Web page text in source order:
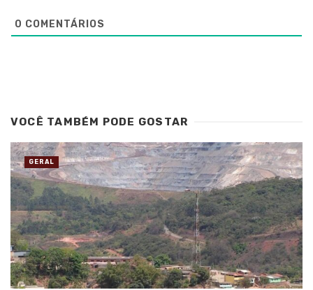
0 COMENTÁRIOS
VOCÊ TAMBÉM PODE GOSTAR
GERAL